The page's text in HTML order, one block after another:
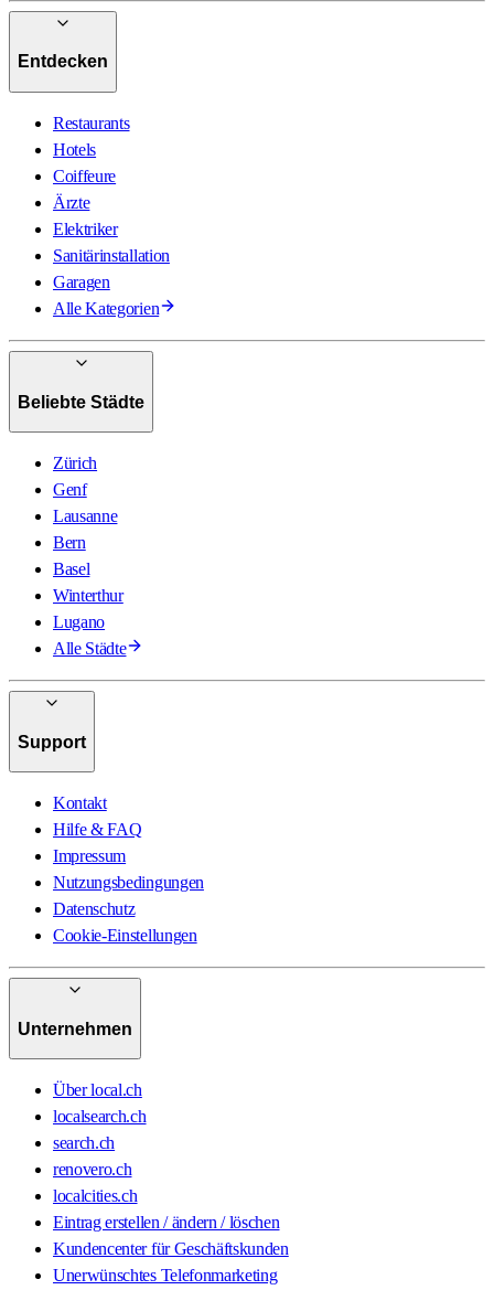
Entdecken
Restaurants
Hotels
Coiffeure
Ärzte
Elektriker
Sanitärinstallation
Garagen
Alle Kategorien
Beliebte Städte
Zürich
Genf
Lausanne
Bern
Basel
Winterthur
Lugano
Alle Städte
Support
Kontakt
Hilfe & FAQ
Impressum
Nutzungsbedingungen
Datenschutz
Cookie-Einstellungen
Unternehmen
Über local.ch
localsearch.ch
search.ch
renovero.ch
localcities.ch
Eintrag erstellen / ändern / löschen
Kundencenter für Geschäftskunden
Unerwünschtes Telefonmarketing